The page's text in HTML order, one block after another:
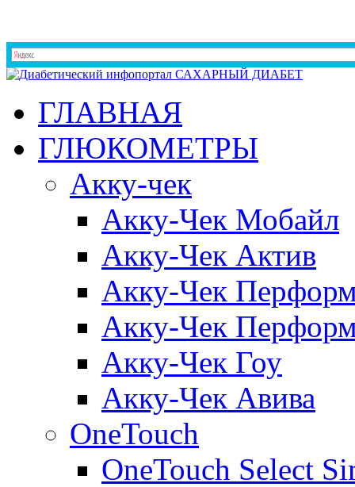
ГЛАВНАЯ
ГЛЮКОМЕТРЫ
Акку-чек
Акку-Чек Мобайл
Акку-Чек Актив
Акку-Чек
Акку-Чек
Акку-Чек Гоу
Акку-Чек Авива
OneTouch
OneTouch Select